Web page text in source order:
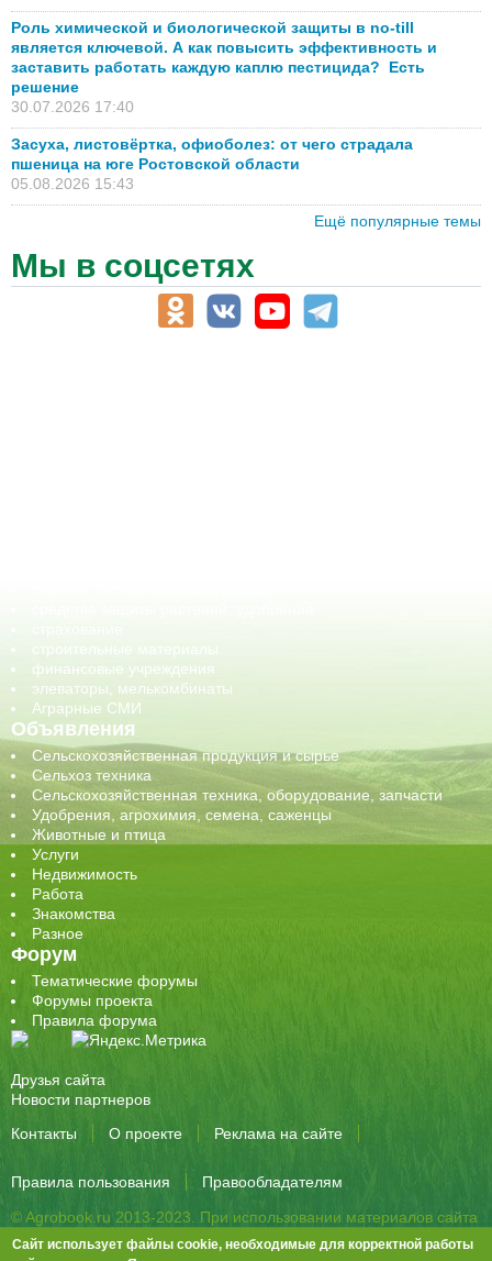
Роль химической и биологической защиты в no-till
является ключевой. А как повысить эффективность и
заставить работать каждую каплю пестицида? Есть
решение
30.07.2026 17:40
Засуха, листовёртка, офиоболез: от чего страдала
пшеница на юге Ростовской области
05.08.2026 15:43
Ещё популярные темы
Мы в соцсетях
строительные материалы
финансовые учреждения
элеваторы, мелькомбинаты
Аграрные СМИ
Объявления
Сельскохозяйственная продукция и сырье
Сельхоз техника
Сельскохозяйственная техника, оборудование, запчасти
Удобрения, агрохимия, семена, саженцы
Животные и птица
Услуги
Недвижимость
Работа
Знакомства
Разное
Форум
Тематические форумы
Форумы проекта
Правила форума
Друзья сайта
Новости партнеров
Контакты
О проекте Реклама на сайте
Правила пользования
Правообладателям
© Agrobook.ru 2013-2023. При использовании материалов сайта
активная ссылка на публикацию обязательна.
Сайт использует файлы cookie, необходимые для корректной работы